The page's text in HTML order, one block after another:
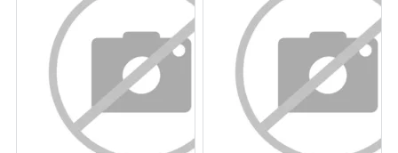
Revendedor)
10 x
Cat:VERMÍFUGOS
COMPRAR
Revendedor)
10
Cat:VERMÍFUGOS
COMPRAR